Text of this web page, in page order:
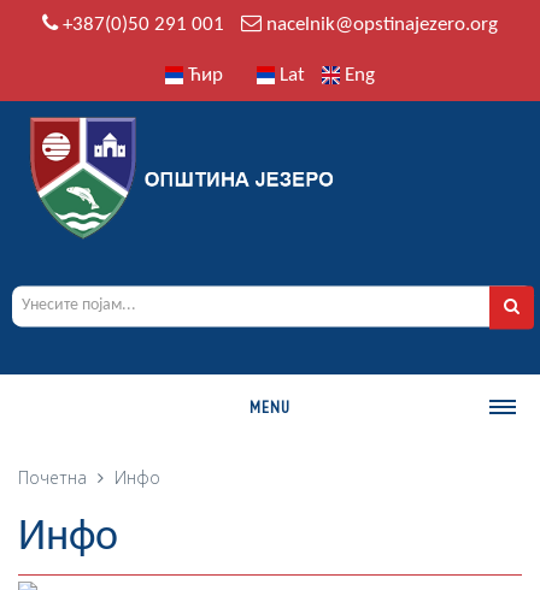
+387(0)50 291 001 nacelnik@opstinajezero.org
Ћир Lat Eng
MENU
Историја
Географија
Почетна Инфо
Инфо